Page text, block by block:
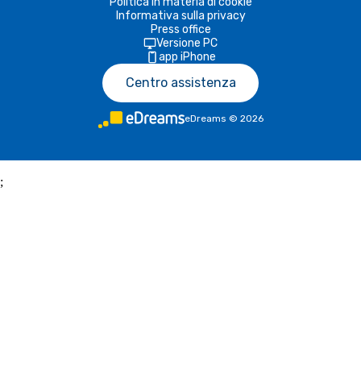
Informativa sulla privacy
Press office
Versione PC
app iPhone
Centro assistenza
eDreams © 2026
;